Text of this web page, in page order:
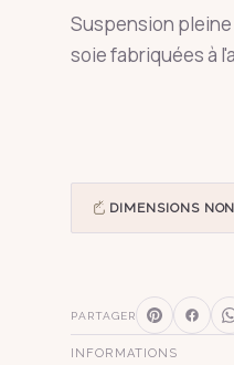
Suspension pleine
soie fabriquées à
DIMENSIONS
PARTAGER
INFORMATIONS